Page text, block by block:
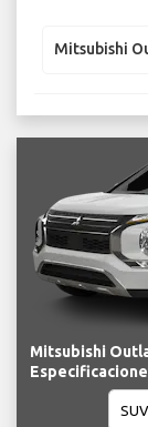
Mitsubishi
Mitsubishi